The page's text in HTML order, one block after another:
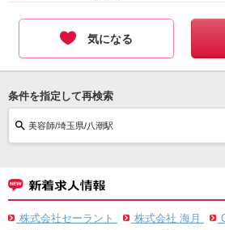
気になる
条件を指定して再検索
美容師/埼玉県/八潮駅
株式会社セーラント 株式会社 海月